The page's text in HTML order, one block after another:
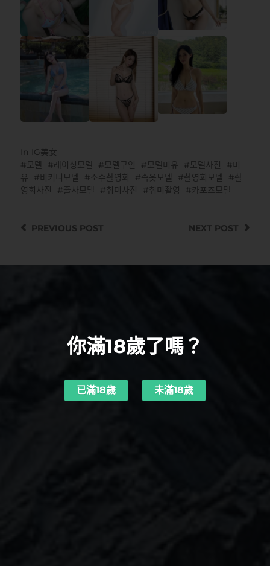
In IG美女
모델
레이싱모델 모델구인 모델미유 모델사진
미
유
비키니모델 소수촬영회 속옷모델 촬영회모델
촬
영회사진
출사모델 취미사진 취미촬영 카포즈모델
NEXT POST
PREVIOUS POST
你滿18歲了嗎？
已滿18歲 未滿18歲